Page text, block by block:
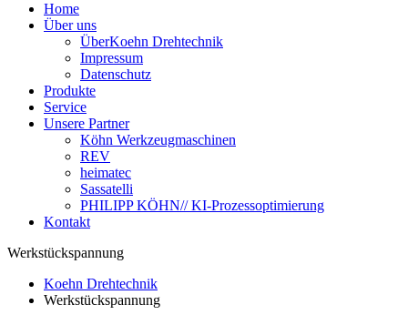
Home
Über uns
ÜberKoehn Drehtechnik
Impressum
Datenschutz
Produkte
Service
Unsere Partner
Köhn Werkzeugmaschinen
REV
heimatec
Sassatelli
PHILIPP KÖHN// KI-Prozessoptimierung
Kontakt
Werkstückspannung
Koehn Drehtechnik
Werkstückspannung